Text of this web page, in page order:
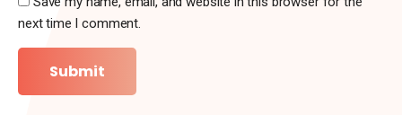
next time I comment.